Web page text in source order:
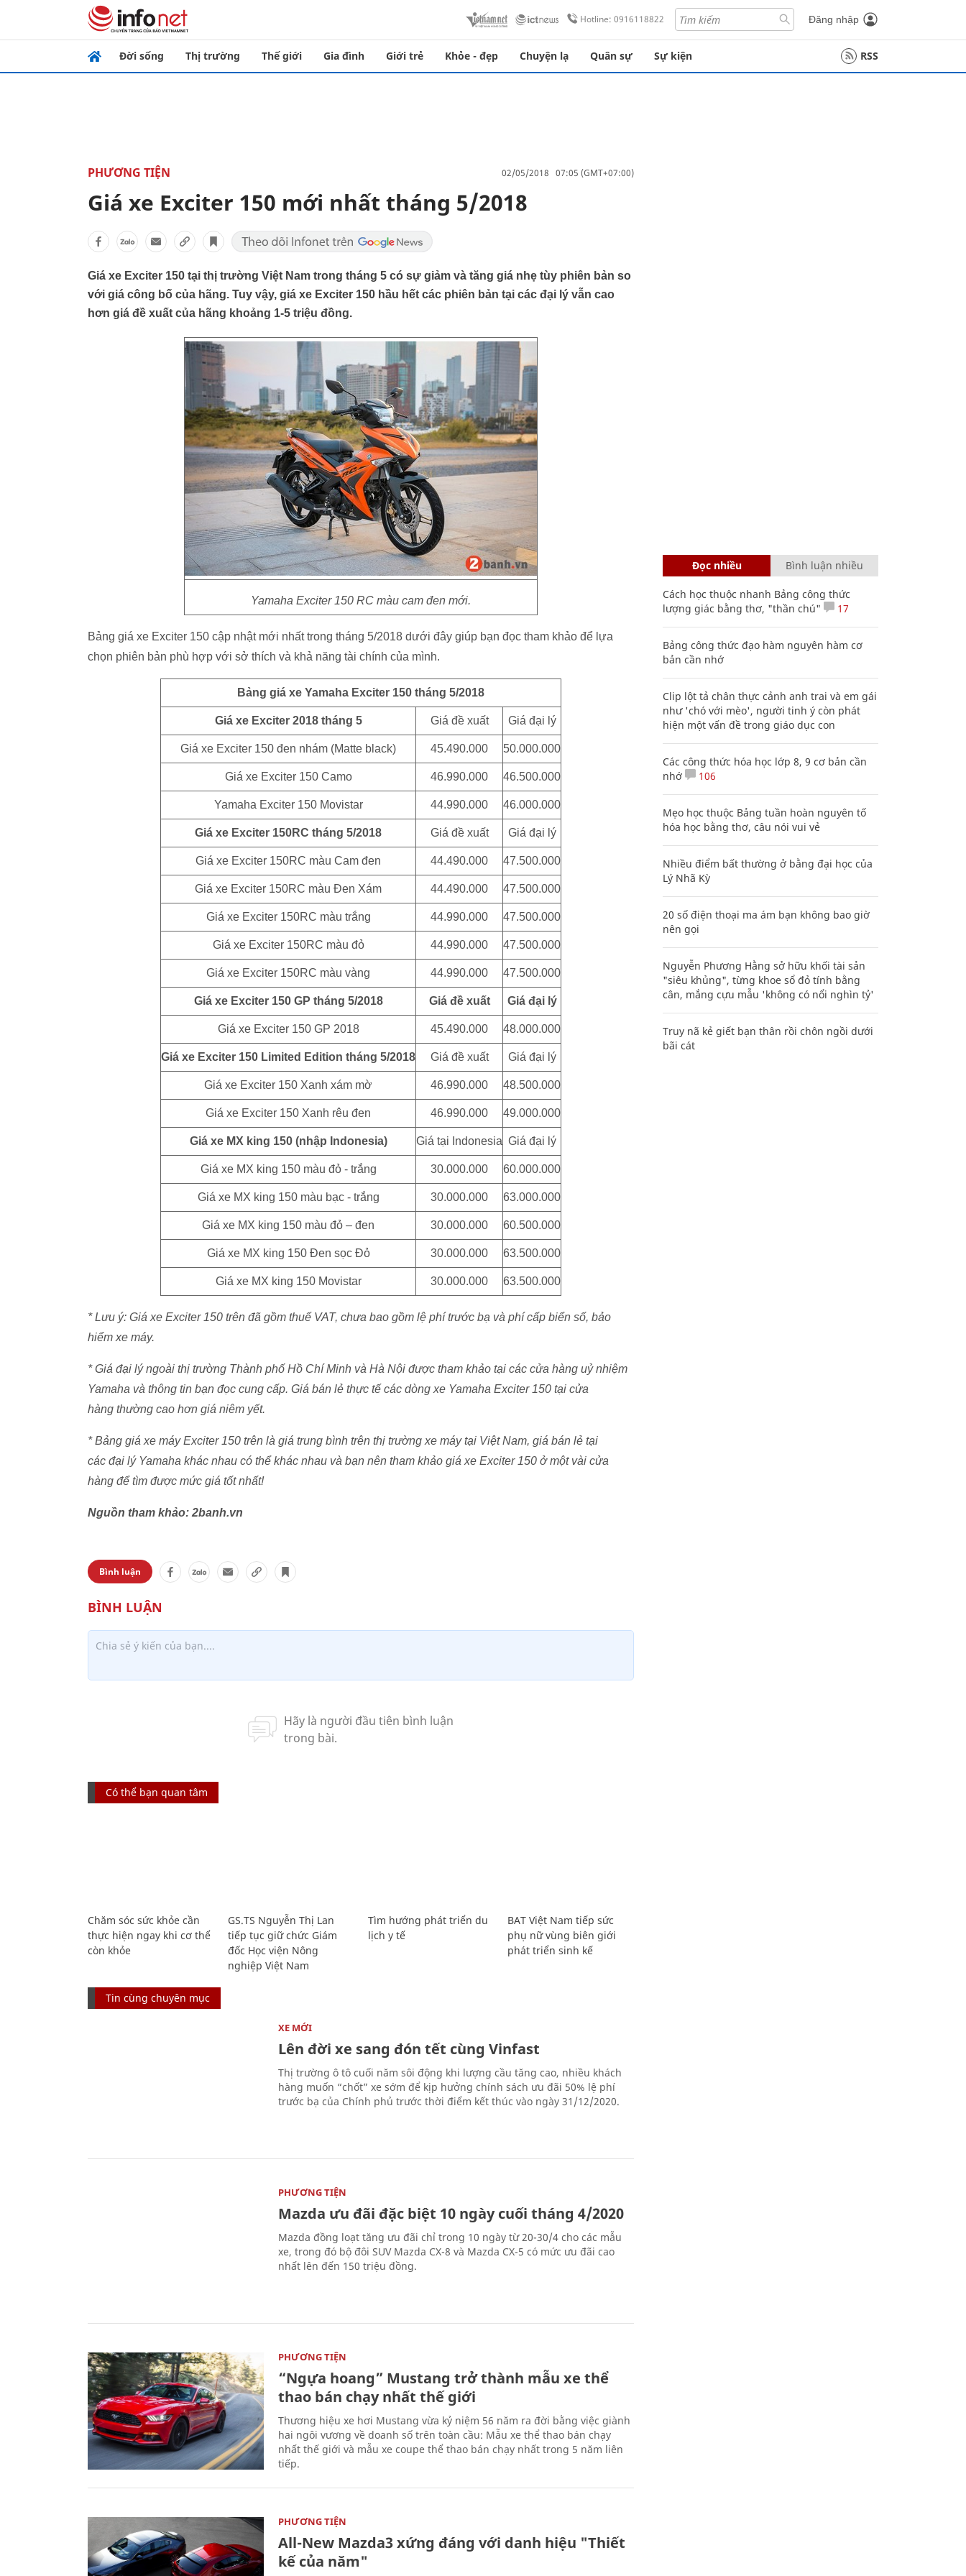
Hotline: 0916118822 Đăng nhập
Đời sống Thị trường Thế giới Gia đình Giới trẻ Khỏe - đẹp Chuyện lạ Quân sự Sự kiện RSS
PHƯƠNG TIỆN 02/05/2018 07:05 (GMT+07:00)
Giá xe Exciter 150 mới nhất tháng 5/2018
Giá xe Exciter 150 tại thị trường Việt Nam trong tháng 5 có sự giảm và tăng giá nhẹ tùy phiên bản so
với giá công bố của hãng. Tuy vậy, giá xe Exciter 150 hầu hết các phiên bản tại các đại lý vẫn cao
hơn giá đề xuất của hãng khoảng 1-5 triệu đồng.
Yamaha Exciter 150 RC màu cam đen mới.
Bảng giá xe Exciter 150 cập nhật mới nhất trong tháng 5/2018 dưới đây giúp bạn đọc tham khảo để lựa
chọn phiên bản phù hợp với sở thích và khả năng tài chính của mình.
Bảng giá xe Yamaha Exciter 150 tháng 5/2018
Giá xe Exciter 2018 tháng 5 Giá đề xuất Giá đại lý
Giá xe Exciter 150 đen nhám (Matte black) 45.490.000 50.000.000
Giá xe Exciter 150 Camo 46.990.000 46.500.000
Yamaha Exciter 150 Movistar 44.990.000 46.000.000
Giá xe Exciter 150RC tháng 5/2018 Giá đề xuất Giá đại lý
Giá xe Exciter 150RC màu Cam đen 44.490.000 47.500.000
Giá xe Exciter 150RC màu Đen Xám 44.490.000 47.500.000
Giá xe Exciter 150RC màu trắng 44.990.000 47.500.000
Giá xe Exciter 150RC màu đỏ 44.990.000 47.500.000
Giá xe Exciter 150RC màu vàng 44.990.000 47.500.000
Giá xe Exciter 150 GP tháng 5/2018 Giá đề xuất Giá đại lý
Giá xe Exciter 150 GP 2018 45.490.000 48.000.000
Giá xe Exciter 150 Limited Edition tháng 5/2018 Giá đề xuất Giá đại lý
Giá xe Exciter 150 Xanh xám mờ 46.990.000 48.500.000
Giá xe Exciter 150 Xanh rêu đen 46.990.000 49.000.000
Giá xe MX king 150 (nhập Indonesia) Giá tại Indonesia Giá đại lý
Giá xe MX king 150 màu đỏ - trắng 30.000.000 60.000.000
Giá xe MX king 150 màu bạc - trắng 30.000.000 63.000.000
Giá xe MX king 150 màu đỏ – đen 30.000.000 60.500.000
Giá xe MX king 150 Đen sọc Đỏ 30.000.000 63.500.000
Giá xe MX king 150 Movistar 30.000.000 63.500.000
* Lưu ý: Giá xe Exciter 150 trên đã gồm thuế VAT, chưa bao gồm lệ phí trước bạ và phí cấp biển số, bảo
hiểm xe máy.
* Giá đại lý ngoài thị trường Thành phố Hồ Chí Minh và Hà Nội được tham khảo tại các cửa hàng uỷ nhiệm
Yamaha và thông tin bạn đọc cung cấp. Giá bán lẻ thực tế các dòng xe Yamaha Exciter 150 tại cửa
hàng thường cao hơn giá niêm yết.
* Bảng giá xe máy Exciter 150 trên là giá trung bình trên thị trường xe máy tại Việt Nam, giá bán lẻ tại
các đại lý Yamaha khác nhau có thể khác nhau và bạn nên tham khảo giá xe Exciter 150 ở một vài cửa
hàng để tìm được mức giá tốt nhất!
Nguồn tham khảo: 2banh.vn
Bình luận
Có thể bạn quan tâm
Chăm sóc sức khỏe cần
thực hiện ngay khi cơ thể
còn khỏe
GS.TS Nguyễn Thị Lan
tiếp tục giữ chức Giám
đốc Học viện Nông
nghiệp Việt Nam
Tìm hướng phát triển du
lịch y tế
BAT Việt Nam tiếp sức
phụ nữ vùng biên giới
phát triển sinh kế
Tin cùng chuyên mục
XE MỚI
Lên đời xe sang đón tết cùng Vinfast
Thị trường ô tô cuối năm sôi động khi lượng cầu tăng cao, nhiều khách
hàng muốn “chốt” xe sớm để kịp hưởng chính sách ưu đãi 50% lệ phí
trước bạ của Chính phủ trước thời điểm kết thúc vào ngày 31/12/2020.
PHƯƠNG TIỆN
Mazda ưu đãi đặc biệt 10 ngày cuối tháng 4/2020
Mazda đồng loạt tăng ưu đãi chỉ trong 10 ngày từ 20-30/4 cho các mẫu
xe, trong đó bộ đôi SUV Mazda CX-8 và Mazda CX-5 có mức ưu đãi cao
nhất lên đến 150 triệu đồng.
PHƯƠNG TIỆN
“Ngựa hoang” Mustang trở thành mẫu xe thể
thao bán chạy nhất thế giới
Thương hiệu xe hơi Mustang vừa kỷ niệm 56 năm ra đời bằng việc giành
hai ngôi vương về doanh số trên toàn cầu: Mẫu xe thể thao bán chạy
nhất thế giới và mẫu xe coupe thể thao bán chạy nhất trong 5 năm liên
tiếp.
PHƯƠNG TIỆN
All-New Mazda3 xứng đáng với danh hiệu "Thiết
kế của năm"
Đọc nhiều Bình luận nhiều
Cách học thuộc nhanh Bảng công thức
lượng giác bằng thơ, "thần chú"
17
Bảng công thức đạo hàm nguyên hàm cơ
bản cần nhớ
Clip lột tả chân thực cảnh anh trai và em gái
như 'chó với mèo', người tinh ý còn phát
hiện một vấn đề trong giáo dục con
Các công thức hóa học lớp 8, 9 cơ bản cần
nhớ
106
Mẹo học thuộc Bảng tuần hoàn nguyên tố
hóa học bằng thơ, câu nói vui vẻ
Nhiều điểm bất thường ở bằng đại học của
Lý Nhã Kỳ
20 số điện thoại ma ám bạn không bao giờ
nên gọi
Nguyễn Phương Hằng sở hữu khối tài sản
"siêu khủng", từng khoe sổ đỏ tính bằng
cân, mắng cựu mẫu 'không có nổi nghìn tỷ'
Truy nã kẻ giết bạn thân rồi chôn ngồi dưới
bãi cát